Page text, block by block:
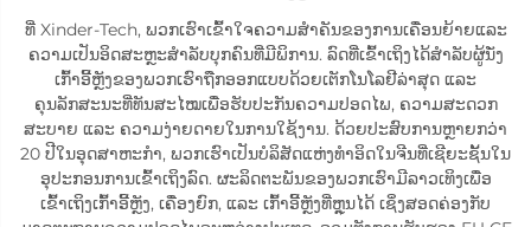
ທີ່ Xinder-Tech, ພວກເຮົາເຂົ້າໃຈຄວາມສຳຄັນຂອງການເຄື່ອນຍ້າຍແລະ
ຄວາມເປັນອິດສະຫຼະສຳລັບບຸກຄົນທີ່ມີພິການ. ລົດທີ່ເຂົ້າເຖິງໄດ້ສຳລັບຜູ້ນັ່ງ
ເກົ້າອີ້ຫຼັງຂອງພວກເຮົາຖືກອອກແບບດ້ວຍເຕັກໂນໂລຢີລ່າສຸດ ແລະ
ຄຸນລັກສະນະທີ່ທັນສະໄໝເພື່ອຮັບປະກັນຄວາມປອດໄພ, ຄວາມສະດວກ
ສະບາຍ ແລະ ຄວາມງ່າຍດາຍໃນການໃຊ້ງານ. ດ້ວຍປະສົບການຫຼາຍກວ່າ
20 ປີໃນອຸດສາຫະກຳ, ພວກເຮົາເປັນບໍລິສັດແຫ່ງທຳອິດໃນຈີນທີ່ເຊີຍະຊັ້ນໃນ
ອຸປະກອນການເຂົ້າເຖິງລົດ. ຜະລິດຕະພັນຂອງພວກເຮົາມີລາວເທິງເພື່ອ
ເຂົ້າເຖິງເກົ້າອີ້ຫຼັງ, ເຄື່ອງຍົກ, ແລະ ເກົ້າອີ້ຫຼັງທີ່ຫຼຸນໄດ້ ເຊິ່ງສອດຄ່ອງກັບ